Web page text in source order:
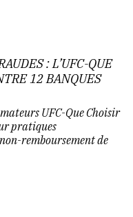
: L’UFC-QUE
12 BANQUES
UFC-Que Choisir
pratiques
remboursement de